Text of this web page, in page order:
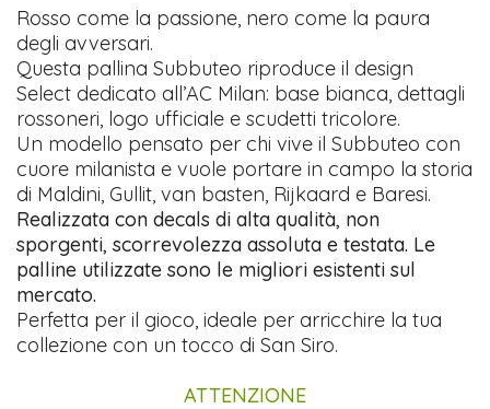
Rosso come la passione, nero come la paura
degli avversari.
Questa pallina Subbuteo riproduce il design
Select dedicato all’AC Milan: base bianca, dettagli
rossoneri, logo ufficiale e scudetti tricolore.
Un modello pensato per chi vive il Subbuteo con
cuore milanista e vuole portare in campo la storia
di Maldini, Gullit, van basten, Rijkaard e Baresi.
Realizzata con decals di alta qualità, non
sporgenti, scorrevolezza assoluta e testata. Le
palline utilizzate sono le migliori esistenti sul
mercato.
Perfetta per il gioco, ideale per arricchire la tua
collezione con un tocco di San Siro.
ATTENZIONE